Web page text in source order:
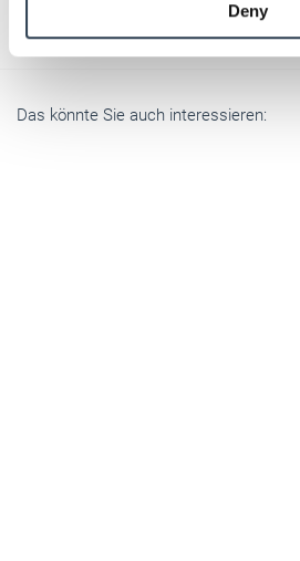
Weitere Informationen:Impressum
Deny
Das könnte Sie auch interessieren: